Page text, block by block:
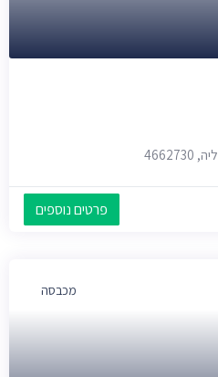
פרטים נוספים
מכבסה